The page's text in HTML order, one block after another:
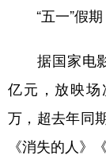
食品
学术中国
城市
彩票
公益
“五一”假期
据国家电影
亿元，放映场
万，超去年同
《消失的人》